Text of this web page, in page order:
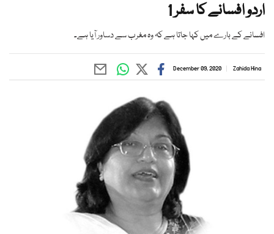
اردو افسانے کا سفر 1
افسانے کے بارے میں کہا جاتا ہے کہ وہ مغرب سے دساور آیا ہے۔
Zahida Hina
December 09, 2020